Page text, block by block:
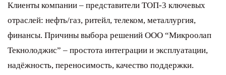
Клиенты компании – представители ТОП-3 ключевых
отраслей: нефть/газ, ритейл, телеком, металлургия,
финансы. Причины выбора решений ООО “Микроолап
Текнолоджис” – простота интеграции и эксплуатации,
надёжность, переносимость, качество поддержки.